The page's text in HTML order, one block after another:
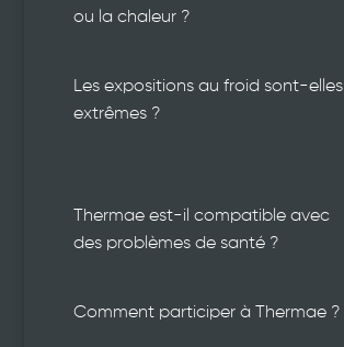
ou la chaleur ?
Les expositions au froid sont-elles
extrêmes ?
Thermae est-il compatible avec
des problèmes de santé ?
Comment participer à Thermae ?